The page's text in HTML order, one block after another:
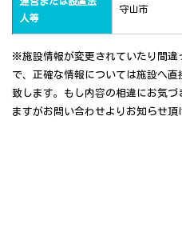
人等
守山市
※施設情報が変更されていたり間違
で、正確な情報については施設へ
致します。もし内容の相違にお気
ますがお問い合わせよりお知らせ頂